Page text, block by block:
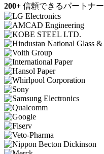
200+ 信頼できるパートナー